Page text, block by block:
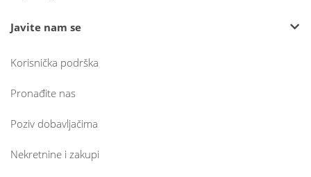
Javite nam se
Korisnička podrška
Pronađite nas
Poziv dobavljačima
Nekretnine i zakupi